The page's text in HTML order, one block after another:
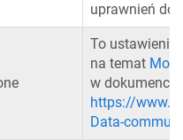
uprawnień
To ustawienie
na temat
w
https://
Data-